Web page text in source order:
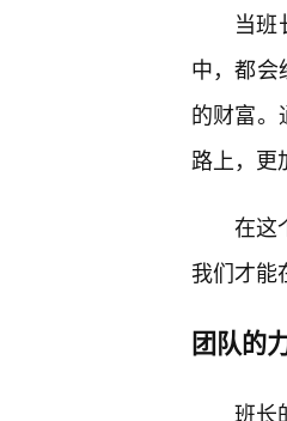
当班
中，都会
的财富。
路上，更
在这
我们才能
团队的
班长